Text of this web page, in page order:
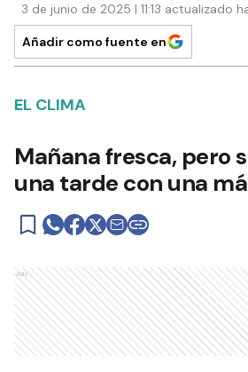
3 de junio de 2025 | 11:13 actualizado
Añadir como fuente en
EL CLIMA
Mañana fresca, pero
una tarde con una
Ads